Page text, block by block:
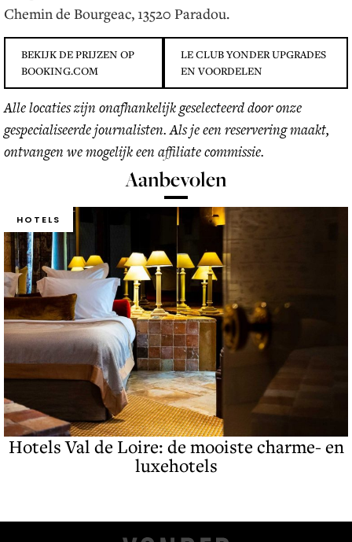
Chemin de Bourgeac, 13520 Paradou.
BEKIJK DE PRIJZEN OP
BOOKING.COM
LE CLUB YONDER UPGRADES
EN VOORDELEN
Alle locaties zijn onafhankelijk geselecteerd door onze
gespecialiseerde journalisten. Als je een reservering maakt,
ontvangen we mogelijk een affiliate commissie.
Aanbevolen
HOTELS
Hotels Val de Loire: de mooiste charme- en
luxehotels